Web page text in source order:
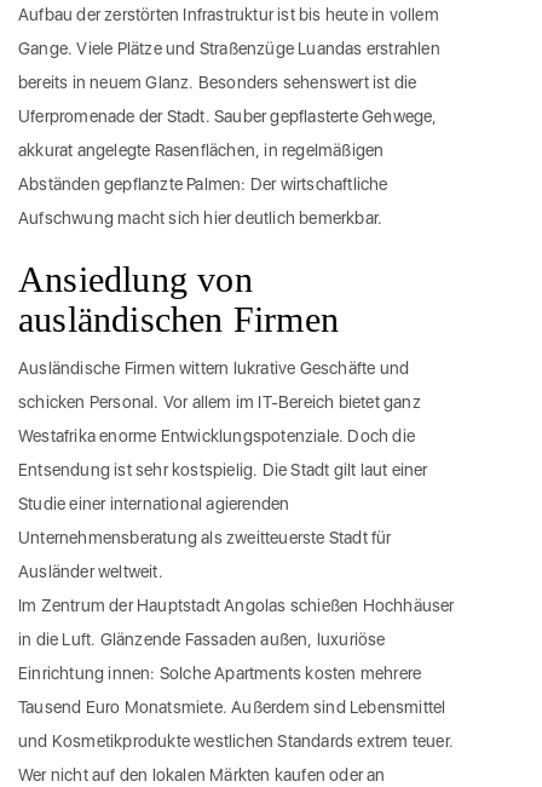
Aufbau der zerstörten Infrastruktur ist bis heute in vollem
Gange. Viele Plätze und Straßenzüge Luandas erstrahlen
bereits in neuem Glanz. Besonders sehenswert ist die
Uferpromenade der Stadt. Sauber gepflasterte Gehwege,
akkurat angelegte Rasenflächen, in regelmäßigen
Abständen gepflanzte Palmen: Der wirtschaftliche
Aufschwung macht sich hier deutlich bemerkbar.
Ansiedlung von
ausländischen Firmen
Ausländische Firmen wittern lukrative Geschäfte und
schicken Personal. Vor allem im IT-Bereich bietet ganz
Westafrika enorme Entwicklungspotenziale. Doch die
Entsendung ist sehr kostspielig. Die Stadt gilt laut einer
Studie einer international agierenden
Unternehmensberatung als zweitteuerste Stadt für
Ausländer weltweit.
Im Zentrum der Hauptstadt Angolas schießen Hochhäuser
in die Luft. Glänzende Fassaden außen, luxuriöse
Einrichtung innen: Solche Apartments kosten mehrere
Tausend Euro Monatsmiete. Außerdem sind Lebensmittel
und Kosmetikprodukte westlichen Standards extrem teuer.
Wer nicht auf den lokalen Märkten kaufen oder an